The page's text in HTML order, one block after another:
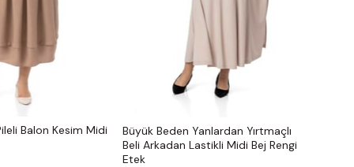
Balon Kesim Midi
Büyük Beden Yanlardan Yırtmaçlı
Beli Arkadan Lastikli Midi Bej Rengi
Etek